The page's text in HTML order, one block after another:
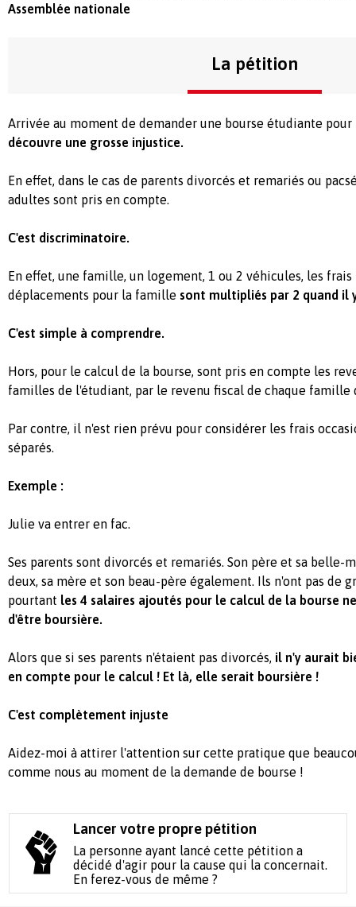
Assemblée nationale
La pétition
Arrivée au moment de demander une bourse étudiante
découvre une grosse injustice.
En effet, dans le cas de parents divorcés et remariés ou
adultes sont pris en compte.
C'est discriminatoire.
En effet, une famille, un logement, 1 ou 2 véhicules, les
déplacements pour la famille sont multipliés par 2 quand il
C'est simple à comprendre.
Hors, pour le calcul de la bourse, sont pris en compte les
familles de l'étudiant, par le revenu fiscal de chaque famille
Par contre, il n'est rien prévu pour considérer les frais
séparés.
Exemple :
Julie va entrer en fac.
Ses parents sont divorcés et remariés. Son père et sa belle-
deux, sa mère et son beau-père également. Ils n'ont pas de
pourtant les 4 salaires ajoutés pour le calcul de la bourse
d'être boursière.
Alors que si ses parents n'étaient pas divorcés, il n'y aurait
en compte pour le calcul ! Et là, elle serait boursière !
C'est complètement injuste
Aidez-moi à attirer l'attention sur cette pratique que
comme nous au moment de la demande de bourse !
Lancer votre propre pétition
La personne ayant lancé cette pétition a
décidé d'agir pour la cause qui la concernait.
En ferez-vous de même ?